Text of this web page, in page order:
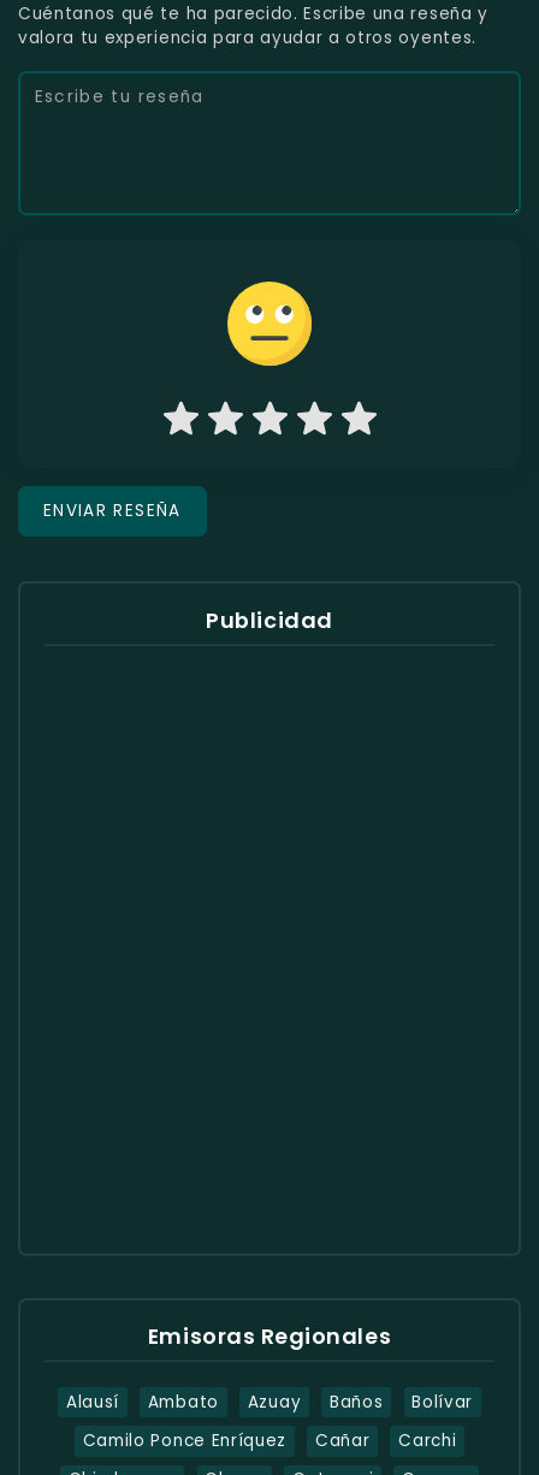
Cuéntanos qué te ha parecido. Escribe una reseña y
valora tu experiencia para ayudar a otros oyentes.
Publicidad
Emisoras Regionales
Alausí Ambato Azuay Baños
Bolívar
Camilo Ponce Enríquez
Cañar
Carchi